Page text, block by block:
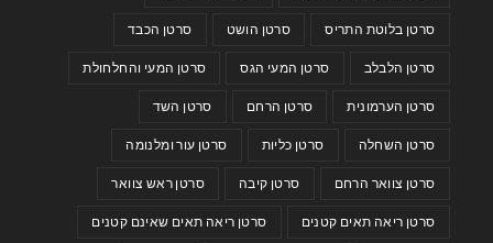
סרטן בלוטת התריס סרטן הושט סרטן הכבד
סרטן הלבלב סרטן המעי הגס סרטן המעי והחלחולת
סרטן הערמונית סרטן הרחם סרטן השד
סרטן השחלה סרטן כליות סרטן עור ומלנומה
סרטן צוואר הרחם סרטן קיבה סרטן ראש צוואר
סרטן ריאה תאים קטנים סרטן ריאה תאים שאינם קטנים